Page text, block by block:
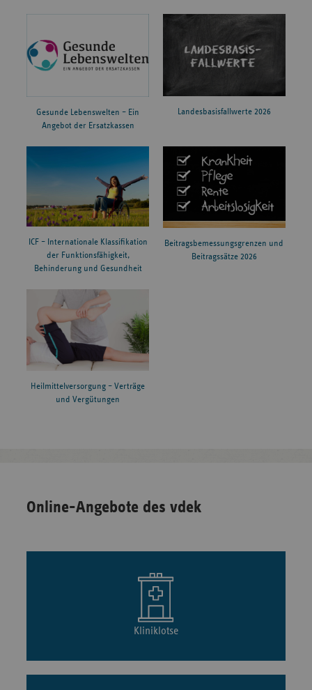
Gesunde Lebenswelten – Ein
Angebot der Ersatzkassen
Landesbasisfallwerte 2026
ICF – Internationale Klassifikation
der Funktionsfähigkeit,
Behinderung und Gesundheit
Beitragsbemessungsgrenzen und
Beitragssätze 2026
Heilmittelversorgung – Verträge
und Vergütungen
Online-Angebote des vdek
Kliniklotse